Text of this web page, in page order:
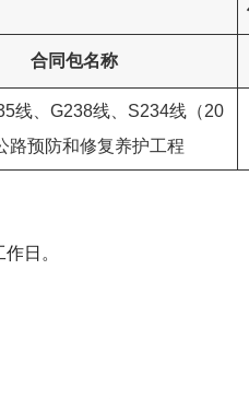
合同包名称
线、G238线、S234线（20
路预防和修复养护工程
日。